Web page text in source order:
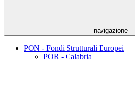
navigazione
PON - Fondi Strutturali Europei
POR - Calabria